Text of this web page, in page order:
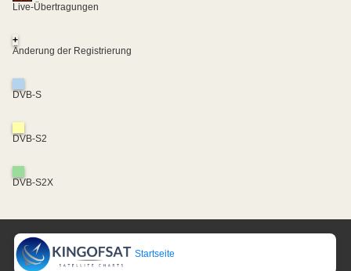
Live-Übertragungen
+
Änderung der Registrierung
DVB-S
DVB-S2
DVB-S2X
Startseite